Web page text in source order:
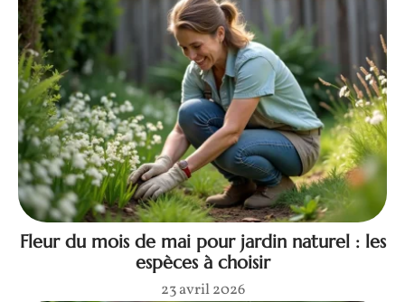
Fleur du mois de mai pour jardin naturel : les
espèces à choisir
23 avril 2026